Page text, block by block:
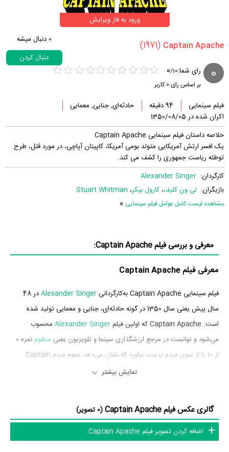
ورود به فاز ویرایش
(1971)
0 دنبال میشه
دنبال کردن
0 رای شما: 0/10
بر اساس رای 0کاربر
فیلم سینمایی 94 دقیقه
حادثه‌ای, جنایی, معمایی
اکران شده در 1350/08/05
خلاصه داستان فیلم سینمایی Captain Apache
یک افسر ارتش آمریكایی متولد بومی آمریکا، كاپیتان آپاچی، در مورد قتل، طرح
توطئه ریاست جمهوری را كشف می كند.
کارگردان: Alexander Singer
بازیگران: لی ون کلیف، کارول بیکر، Stuart Whitman
مشاهده لیست کامل عوامل فیلم سینمایی »
معرفی و بررسی فیلم Captain Apache:
معرفی فیلم Captain Apache
فیلم سینمایی Captain Apache به‌کارگردانی Alexander Singer
در 48
سال پیش یعنی سال 1350 در گونه حادثه‌ای، جنایی و معمایی تولید شده
است. Captain Apache که اولین فیلم
Alexander Singer محسوب
می‌شود و توانست در مرجع ارزشگذاری سینما و تلویزیون یعنی منظوم
نمره 0
از 10 را از سوی مردم بدست بیاورد که نشان می‌دهد عموم مردم Captain
بازیگران فیلم Captain Apache چه کسانی هستند؟ در Captain Apache
بازیگرانی چونلی ون کلیفدر نقش Capt. Apache،
نمایش بیشتر
گالری عکس فیلم Captain Apache
(0 تصویر)
اضافه کردن تصویر فیلم Captain Apache